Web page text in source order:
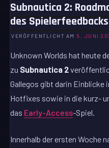
Subnautica 2:
des Spielerfeedbacks
VERÖFFENTLICHT AM 5. JUNI
Unknown Worlds hat heute
zu Subnautica 2
Gallegos gibt darin
Hotfixes sowie in die kurz-
das Early-Access-Spiel.
Innerhalb der ersten Woche